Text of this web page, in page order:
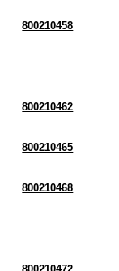
800210458
800210462
800210465
800210468